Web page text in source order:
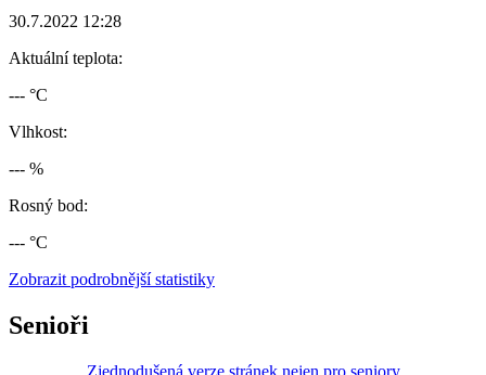
30.7.2022 12:28
Aktuální teplota:
--- °C
Vlhkost:
--- %
Rosný bod:
--- °C
Zobrazit podrobnější statistiky
Senioři